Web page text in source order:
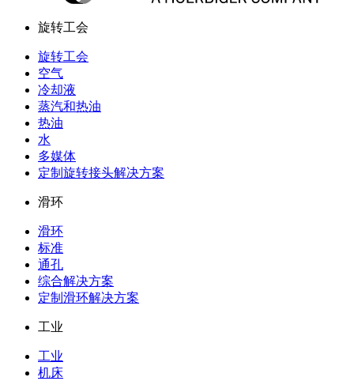
旋转工会
旋转工会
空气
冷却液
蒸汽和热油
热油
水
多媒体
定制旋转接头解决方案
滑环
滑环
标准
通孔
综合解决方案
定制滑环解决方案
工业
工业
机床